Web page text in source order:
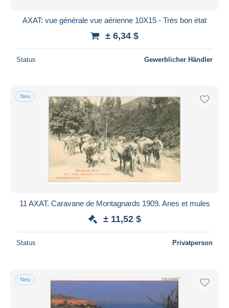
AXAT: vue générale vue aérienne 10X15 - Très bon état
± 6,34 $
Status Gewerblicher Händler
Neu
11 AXAT. Caravane de Montagnards 1909. Anes et mules
± 11,52 $
Status Privatperson
Neu